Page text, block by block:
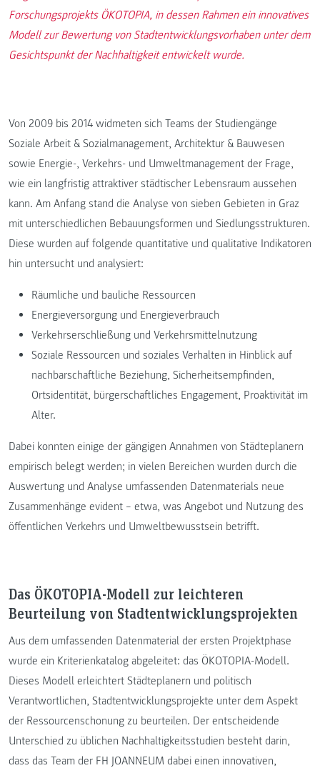
Forschungsprojekts ÖKOTOPIA, in dessen Rahmen ein innovatives
Modell zur Bewertung von Stadtentwicklungsvorhaben unter dem
Gesichtspunkt der Nachhaltigkeit entwickelt wurde.
Von 2009 bis 2014 widmeten sich Teams der Studiengänge
Soziale Arbeit & Sozialmanagement, Architektur & Bauwesen
sowie Energie-, Verkehrs- und Umweltmanagement der Frage,
wie ein langfristig attraktiver städtischer Lebensraum aussehen
kann. Am Anfang stand die Analyse von sieben Gebieten in Graz
mit unterschiedlichen Bebauungsformen und Siedlungsstrukturen.
Diese wurden auf folgende quantitative und qualitative Indikatoren
hin untersucht und analysiert:
Räumliche und bauliche Ressourcen
Energieversorgung und Energieverbrauch
Verkehrserschließung und Verkehrsmittelnutzung
Soziale Ressourcen und soziales Verhalten in Hinblick auf
nachbarschaftliche Beziehung, Sicherheitsempfinden,
Ortsidentität, bürgerschaftliches Engagement, Proaktivität im
Alter.
Dabei konnten einige der gängigen Annahmen von Städteplanern
empirisch belegt werden; in vielen Bereichen wurden durch die
Auswertung und Analyse umfassenden Datenmaterials neue
Zusammenhänge evident – etwa, was Angebot und Nutzung des
öffentlichen Verkehrs und Umweltbewusstsein betrifft.
Das ÖKOTOPIA-Modell zur leichteren
Beurteilung von Stadtentwicklungsprojekten
Aus dem umfassenden Datenmaterial der ersten Projektphase
wurde ein Kriterienkatalog abgeleitet: das ÖKOTOPIA-Modell.
Dieses Modell erleichtert Städteplanern und politisch
Verantwortlichen, Stadtentwicklungsprojekte unter dem Aspekt
der Ressourcenschonung zu beurteilen. Der entscheidende
Unterschied zu üblichen Nachhaltigkeitsstudien besteht darin,
dass das Team der FH JOANNEUM dabei einen innovativen,